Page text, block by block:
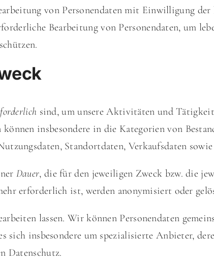
von Personendaten mit Einwilligung der
Bearbeitung von Personendaten, um
sind, um unsere Aktivitäten und
können insbesondere in die Kategorien von
Standortdaten, Verkaufsdaten
Dauer, die für den jeweiligen Zweck bzw. die
erforderlich ist, werden anonymisiert oder
lassen. Wir können Personendaten
sich insbesondere um spezialisierte Anbieter,
Datenschutz.